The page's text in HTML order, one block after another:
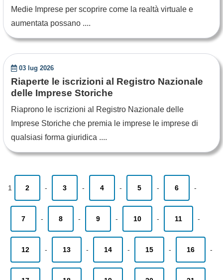
Medie Imprese per scoprire come la realtà virtuale e
aumentata possano ....
03 lug 2026
Riaperte le iscrizioni al Registro Nazionale
delle Imprese Storiche
Riaprono le iscrizioni al Registro Nazionale delle
Imprese Storiche che premia le imprese le imprese di
qualsiasi forma giuridica ....
1 2 - 3 - 4 - 5 - 6 -
7 - 8 - 9 - 10 - 11 -
12 - 13 - 14 - 15 - 16 -